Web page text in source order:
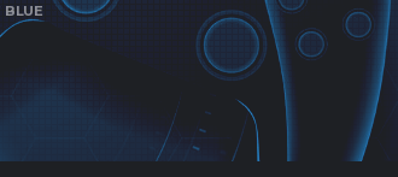
BLUE